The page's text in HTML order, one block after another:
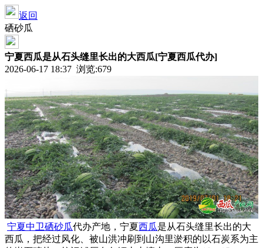
返回
硒砂瓜
宁夏西瓜是从石头缝里长出的大西瓜[宁夏西瓜代办]
2026-06-17 18:37 浏览:679
宁夏中卫硒砂瓜代办产地，宁夏西瓜是从石头缝里长出的大
西瓜，把经过风化、被山洪冲刷到山沟里淤积的以石炭系为主